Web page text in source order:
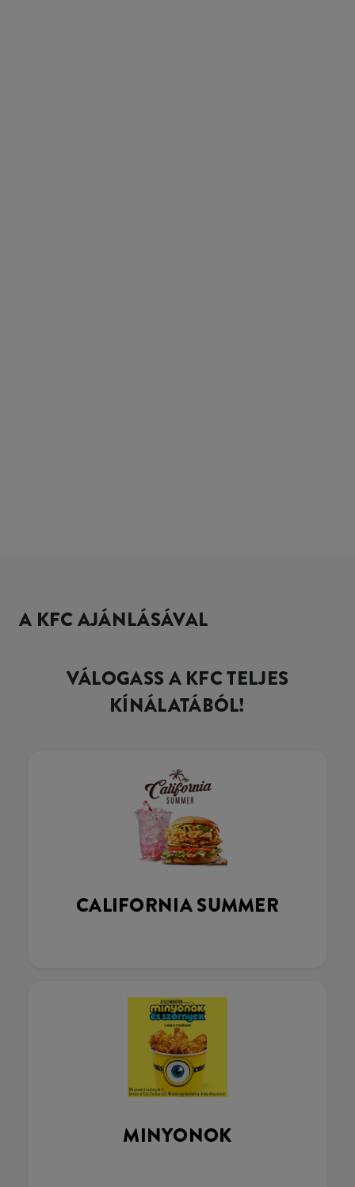
A KFC AJÁNLÁSÁVAL
VÁLOGASS A KFC TELJES
KÍNÁLATÁBÓL!
CALIFORNIA SUMMER
MINYONOK